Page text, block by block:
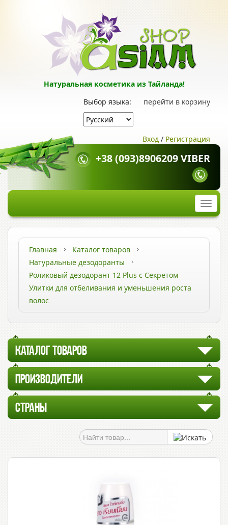
Натуральная косметика из Тайланда!
перейти в корзину
Выбор языка:
Вход / Регистрация
+38 (093)8906209 VIBER
Главная
Каталог товаров
Натуральные дезодоранты
Роликовый дезодорант 12 Plus с Секретом
Улитки для отбеливания и уменьшения роста
волос
КАТАЛОГ ТОВАРОВ
ПРОИЗВОДИТЕЛИ
СТРАНЫ